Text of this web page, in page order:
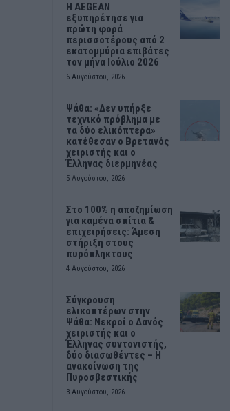
Η AEGEAN
εξυπηρέτησε για
πρώτη φορά
περισσοτέρους από 2
εκατομμύρια επιβάτες
τον μήνα Ιούλιο 2026
6 Αυγούστου, 2026
Ψάθα: «Δεν υπήρξε
τεχνικό πρόβλημα με
τα δύο ελικόπτερα»
κατέθεσαν ο Βρετανός
χειριστής και ο
Έλληνας διερμηνέας
5 Αυγούστου, 2026
Στο 100% η αποζημίωση
για καμένα σπίτια &
επιχειρήσεις: Άμεση
στήριξη στους
πυρόπληκτους
4 Αυγούστου, 2026
Σύγκρουση
ελικοπτέρων στην
Ψάθα: Νεκροί ο Δανός
χειριστής και ο
Έλληνας συντονιστής,
δύο διασωθέντες – Η
ανακοίνωση της
Πυροσβεστικής
3 Αυγούστου, 2026